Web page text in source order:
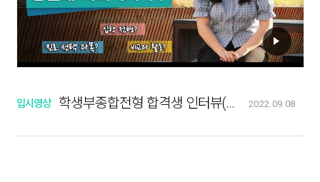
입시영상 학생부종합전형 합격생 인터뷰(사회복지학부) 2022.09.08